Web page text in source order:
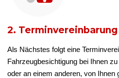
2. Terminvereinbarung
Als Nächstes folgt eine
Fahrzeugbesichtigung bei Ihnen
oder an einem anderen, von Ihnen